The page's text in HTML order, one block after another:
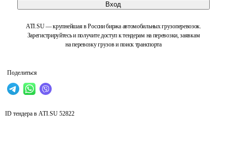
Вход
ATI.SU — крупнейшая в России биржа автомобильных грузоперевозок.
Зарегистрируйтесь и получите доступ к тендерам на перевозки, заявкам
на перевозку грузов и поиск транспорта
Поделиться
ID тендера в ATI.SU 52822